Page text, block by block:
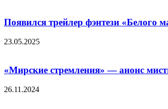
Появился трейлер фэнтези «Белого
23.05.2025
«Мирские стремления» — анонс
26.11.2024